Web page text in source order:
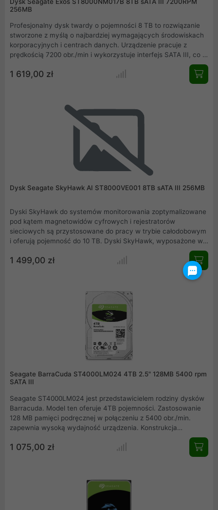
256MB
Profesjonalny dysk twardy o pojemności 8 TB to rozwiązanie
stworzone z myślą o najbardziej wymagających środowiskach
korporacyjnych i centrach danych. Urządzenie pracuje z
prędkością 7200 obr./min i wykorzystuje interfejs SATA III, co w
błyskawiczny dostęp do plików. Dzięki zaawansowanej
stanowi idealny wybór dla systemów pracujących w trybie
1 619,00 zł
Dysk Seagate SkyHawk AI ST8000VE001 8TB sATA III 256MB
Dyski SkyHawk do systemów monitorowania zoptymalizowane
pod kątem magnetowidów cyfrowych i rejestratorów
sieciowych są przystosowane do pracy w trybie całodobowym
i oferują pojemność do 10 TB. Dyski SkyHawk, wyposażone w
ulepszone oprogramowanie firmware ImagePerfect, pomagają
minimalizować ilość utraconych klatek i przestoje przy
komputerów stacjonarnych oraz są gotowe do prowadzenia
zapisu przez nawet 90% czasu jednocześnie obsługując do 64
1 499,00 zł
Seagate BarraCuda ST4000LM024 4TB 2.5" 128MB 5400 rpm
SATA III
Seagate ST4000LM024 jest przedstawicielem rodziny dysków
Barracuda. Model ten oferuje 4TB pojemności. Zastosowanie
128 MB pamięci podręcznej w połączeniu z 5400 obr./min.
zapewnia wysoką wydajność urządzenia. Konstrukcja
niezawodnością. Różne rozwiązania techniczne zapewniają
1 075,00 zł